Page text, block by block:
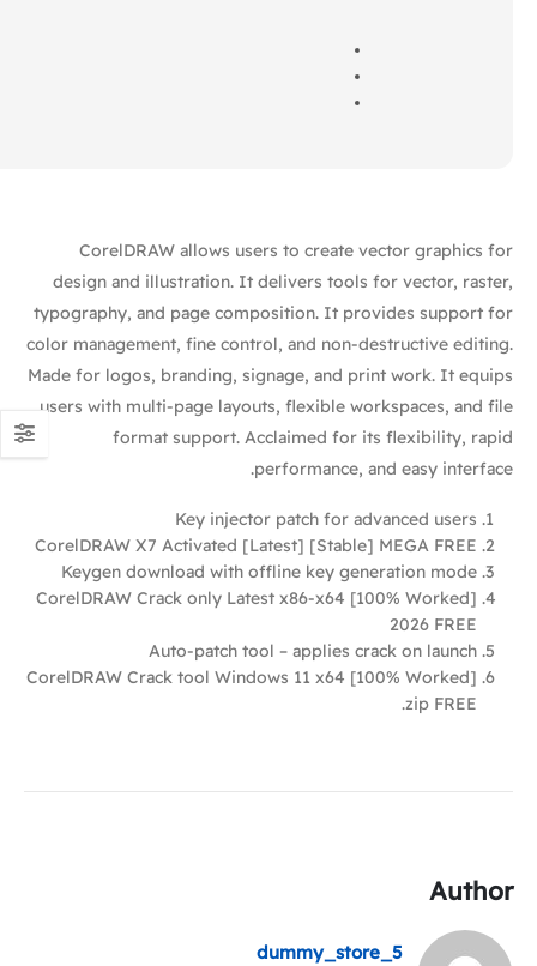
CorelDRAW allows users to create vector graphics for
design and illustration. It delivers tools for vector, raster,
typography, and page composition. It provides support for
color management, fine control, and non-destructive editing.
Made for logos, branding, signage, and print work. It equips
users with multi-page layouts, flexible workspaces, and file
format support. Acclaimed for its flexibility, rapid
performance, and easy interface.
Key injector patch for advanced users
CorelDRAW X7 Activated [Latest] [Stable] MEGA FREE
Keygen download with offline key generation mode
CorelDRAW Crack only Latest x86-x64 [100% Worked]
2026 FREE
Auto-patch tool – applies crack on launch
CorelDRAW Crack tool Windows 11 x64 [100% Worked]
.zip FREE
Author
dummy_store_5